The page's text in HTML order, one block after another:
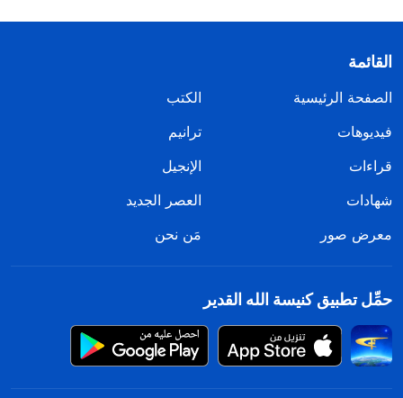
القائمة
الصفحة الرئيسية
الكتب
فيديوهات
ترانيم
قراءات
الإنجيل
شهادات
العصر الجديد
معرض صور
مَن نحن
حمِّل تطبيق كنيسة الله القدير